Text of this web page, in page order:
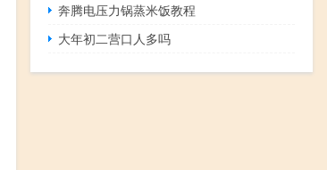
奔腾电压力锅蒸米饭教程
大年初二营口人多吗